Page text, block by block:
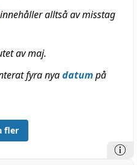
innehåller alltså av misstag
av maj.
fyra nyadatumpå
fler